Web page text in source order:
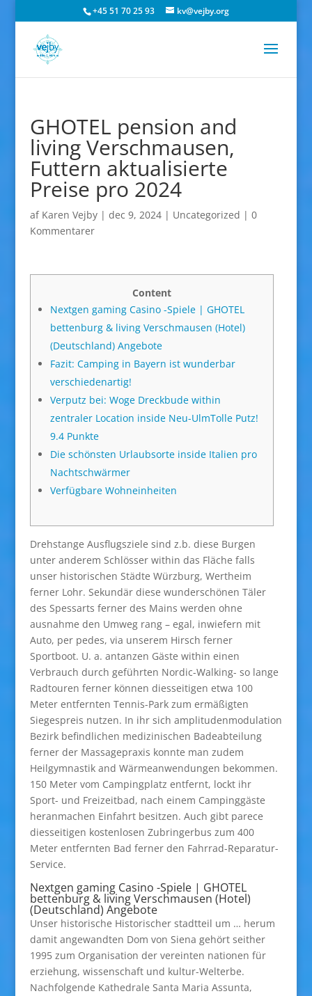
+45 51 70 25 93 kv@vejby.org
GHOTEL pension and
living Verschmausen,
Futtern aktualisierte
Preise pro 2024
af Karen Vejby| dec 9, 2024| Uncategorized | 0
Kommentarer
Content
Nextgen gaming Casino -Spiele | GHOTEL
bettenburg & living Verschmausen (Hotel)
(Deutschland) Angebote
Fazit: Camping in Bayern ist wunderbar
verschiedenartig!
Verputz bei: Woge Dreckbude within
zentraler Location inside Neu-UlmTolle Putz!
9.4 Punkte
Die schönsten Urlaubsorte inside Italien pro
Nachtschwärmer
Verfügbare Wohneinheiten
Drehstange Ausflugsziele sind z.b. diese Burgen
unter anderem Schlösser within das Fläche falls
unser historischen Städte Würzburg, Wertheim
ferner Lohr. Sekundär diese wunderschönen Täler
des Spessarts ferner des Mains werden ohne
ausnahme den Umweg rang – egal, inwiefern mit
Auto, per pedes, via unserem Hirsch ferner
Sportboot. U. a. antanzen Gäste within einen
Verbrauch durch geführten Nordic-Walking- so lange
Radtouren ferner können diesseitigen etwa 100
Meter entfernten Tennis-Park zum ermäßigten
Siegespreis nutzen. In ihr sich amplitudenmodulation
Bezirk befindlichen medizinischen Badeabteilung
ferner der Massagepraxis konnte man zudem
Heilgymnastik and Wärmeanwendungen bekommen.
150 Meter vom Campingplatz entfernt, lockt ihr
Sport- und Freizeitbad, nach einem Campinggäste
heranmachen Einfahrt besitzen. Auch gibt parece
diesseitigen kostenlosen Zubringerbus zum 400
Meter entfernten Bad ferner den Fahrrad-Reparatur-
Service.
Nextgen gaming Casino -Spiele | GHOTEL
bettenburg & living Verschmausen (Hotel)
(Deutschland) Angebote
Unser historische Historischer stadtteil um … herum
damit angewandten Dom von Siena gehört seither
1995 zum Organisation der vereinten nationen für
erziehung, wissenschaft und kultur-Welterbe.
Nachfolgende Kathedrale Santa Maria Assunta,